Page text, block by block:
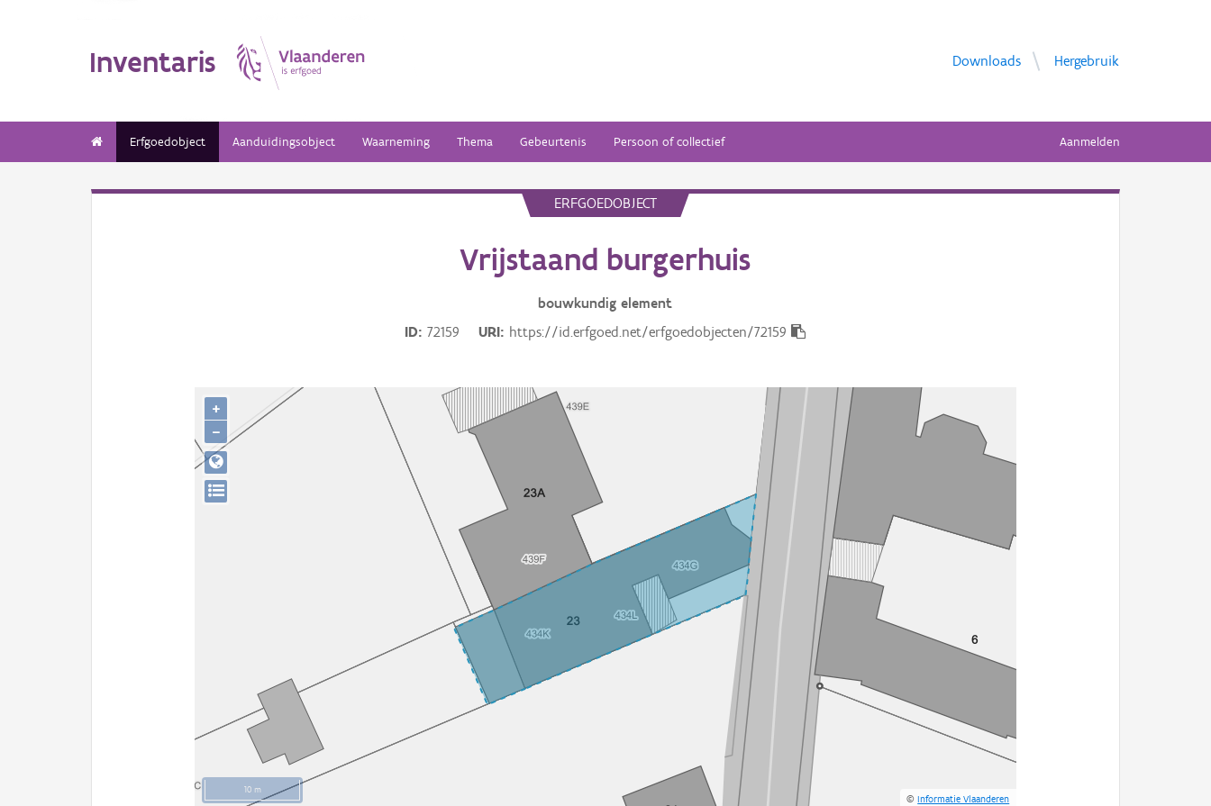
Inventaris Downloads Hergebruik
Erfgoedobject Aanduidingsobject Waarneming Thema Gebeurtenis Persoon of collectief Aanmelden
ERFGOEDOBJECT
Vrijstaand burgerhuis
bouwkundig element
ID
72159 URI https://id.erfgoed.net/erfgoedobjecten/72159
10 m
©Informatie Vlaanderen
+
−